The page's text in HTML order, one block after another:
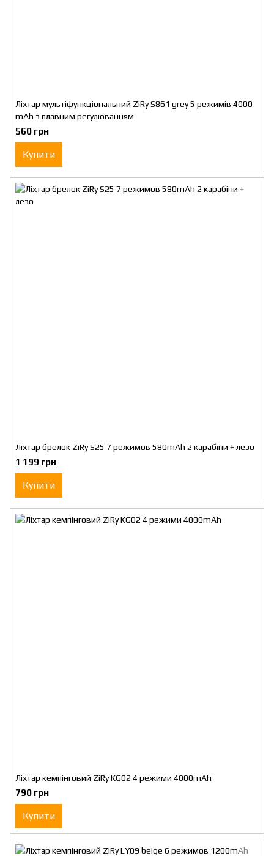
Ліхтар мультіфункціональний ZiRy S861 grey 5 режимів 4000
mAh з плавним регулюванням
560 грн
Купити
Ліхтар брелок ZiRy S25 7 режимов 580mAh 2 карабіни + лезо
1 199 грн
Купити
Ліхтар кемпінговий ZiRy KG02 4 режими 4000mAh
790 грн
Купити